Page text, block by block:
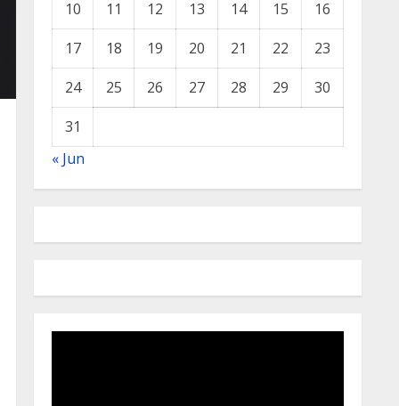
10
11 12 13 14 15
16
17
18 19 20 21 22
23
24
25 26 27 28 29
30
31
« Jun